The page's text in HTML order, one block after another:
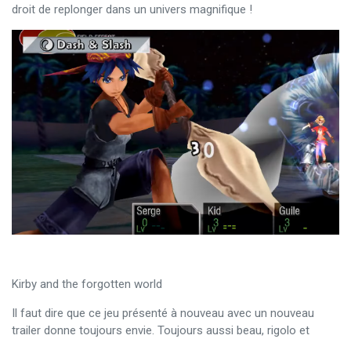
droit de replonger dans un univers magnifique !
Kirby and the forgotten world
Il faut dire que ce jeu présenté à nouveau avec un nouveau
trailer donne toujours envie. Toujours aussi beau, rigolo et